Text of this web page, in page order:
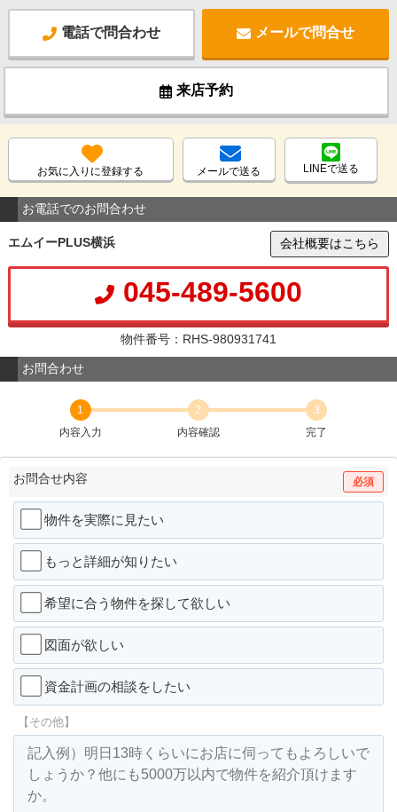
電話で問合わせ メールで問合せ
来店予約
お気に入りに登録する メールで送る LINEで送る
お電話でのお問合わせ
エムイーPLUS横浜 会社概要はこちら
045-489-5600
物件番号：RHS-980931741
お問合わせ
1
内容入力
2
内容確認
3
完了
お問合せ内容 必須
物件を実際に見たい
もっと詳細が知りたい
希望に合う物件を探して欲しい
図面が欲しい
資金計画の相談をしたい
【その他】